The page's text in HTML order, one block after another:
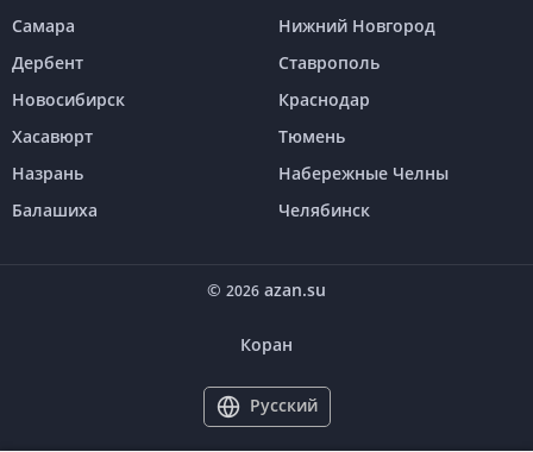
Самара
Нижний Новгород
Дербент
Ставрополь
Новосибирск
Краснодар
Хасавюрт
Тюмень
Назрань
Набережные Челны
Балашиха
Челябинск
© 2026 azan.su
Коран
Русский